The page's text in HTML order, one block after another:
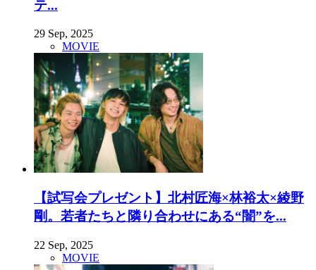
テ...
29 Sep, 2025
MOVIE
【試写会プレゼント】北村匠海×林裕太×綾野
剛。若者たちと隣り合わせにある“闇”を...
22 Sep, 2025
MOVIE